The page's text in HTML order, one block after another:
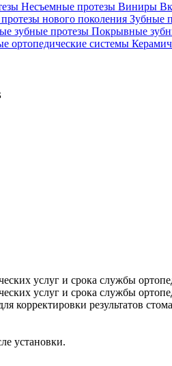
Несъемные протезы Виниры
нового поколения Зубные
зубные протезы Покрывные
ортопедические системы
услуг и срока службы
услуг и срока службы
корректировки результатов
установки.